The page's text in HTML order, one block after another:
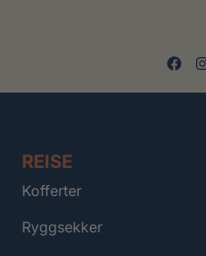
REISE
Kofferter
Ryggsekker